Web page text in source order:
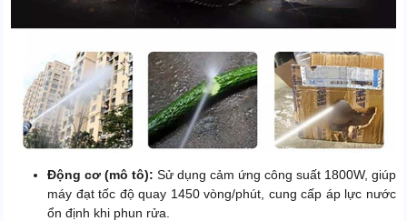
Động cơ (mô tô): Sử dụng cảm ứng công suất 1800W, giúp
máy đạt tốc độ quay 1450 vòng/phút, cung cấp áp lực nước
ổn định khi phun rửa.